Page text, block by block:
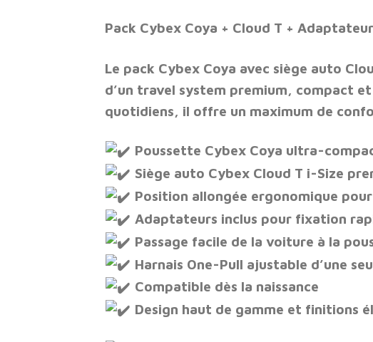
Pack Cybex Coya + Cloud T +
Le pack Cybex Coya avec siège auto
d’un travel system premium, compact
quotidiens, il offre un maximum de
Poussette Cybex Coya ultra-
Siège auto Cybex Cloud T i-Size
Position allongée ergonomique
Adaptateurs inclus pour fixation
Passage facile de la voiture à la
Harnais One-Pull ajustable d’une
Compatible dès la naissance
Design haut de gamme et finitions